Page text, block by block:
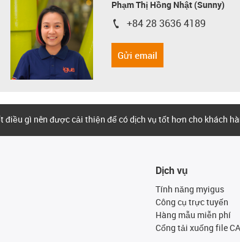
Phạm Thị Hồng Nhật (Sunny)
igus-icon-phone
+84 28 3636 4189
Gửi email
gì nên được cải thiện để có dịch vụ tốt hơn cho khách
Dịch vụ
Tính năng myigus
Công cụ trực tuyến
Hàng mẫu miễn phí
Cổng tải xuống file